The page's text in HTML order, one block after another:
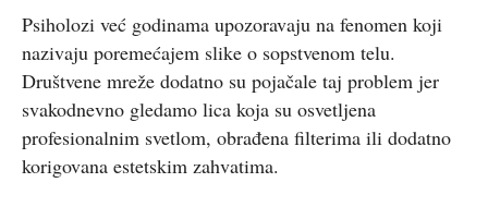
Psiholozi već godinama upozoravaju na fenomen koji
nazivaju poremećajem slike o sopstvenom telu.
Društvene mreže dodatno su pojačale taj problem jer
svakodnevno gledamo lica koja su osvetljena
profesionalnim svetlom, obrađena filterima ili dodatno
korigovana estetskim zahvatima.